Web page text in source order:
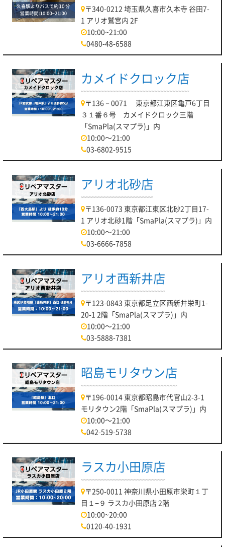
〒340-0212 埼玉県久喜市久本寺 谷田7-
1 アリオ鷲宮内 2F
10:00~21:00
0480-48-6588
カメイドクロック店
〒136－0071 東京都江東区亀戸6丁目
３１番６号 カメイドクロック三階
「SmaPla(スマプラ)」内
10:00～21:00
03-6802-9515
アリオ北砂店
〒136-0073 東京都江東区北砂2丁目17-
1 アリオ北砂1階「SmaPla(スマプラ)」内
10:00～21:00
03-6666-7858
アリオ西新井店
〒123-0843 東京都足立区西新井栄町1-
20-1 2階「SmaPla(スマプラ)」内
10:00～21:00
03-5888-7381
昭島モリタウン店
〒196-0014 東京都昭島市代官山2-3-1
モリタウン2階「SmaPla(スマプラ)」内
10:00～21:00
042-519-5738
ラスカ小田原店
〒250-0011 神奈川県小田原市栄町１丁
目１−９ ラスカ小田原店 2階
10:00~20:00
0120-40-1931